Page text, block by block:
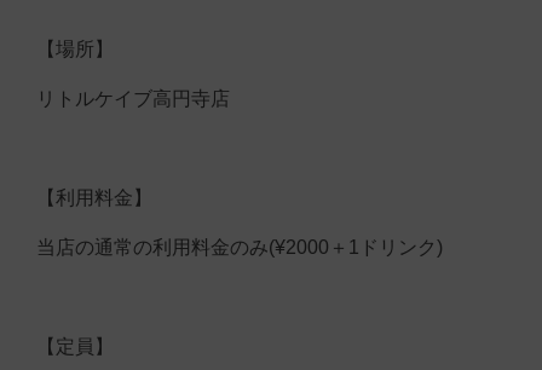
【場所】
リトルケイブ高円寺店
【利用料金】
当店の通常の利用料金のみ(¥2000＋1ドリンク)
【定員】